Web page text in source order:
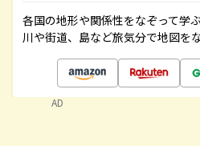
各国の地形や関係性をなぞって学
川や街道、島など旅気分で地図を
AD